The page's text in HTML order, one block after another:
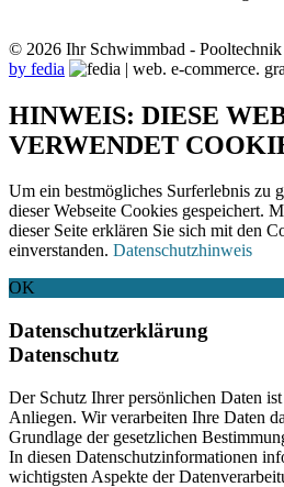
© 2026 Ihr Schwimmbad -
by fedia
HINWEIS: DIESE
VERWENDET
Um ein bestmögliches Surferlebnis zu
dieser Webseite Cookies gespeichert.
dieser Seite erklären Sie sich mit den
einverstanden. Datenschutzhinweis
OK
Datenschutzerklärung
Datenschutz
Der Schutz Ihrer persönlichen Daten ist
Anliegen. Wir verarbeiten Ihre Daten
Grundlage der gesetzlichen
In diesen Datenschutzinformationen
wichtigsten Aspekte der